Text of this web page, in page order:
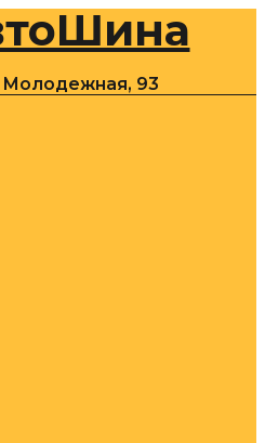
Молодежная, 93